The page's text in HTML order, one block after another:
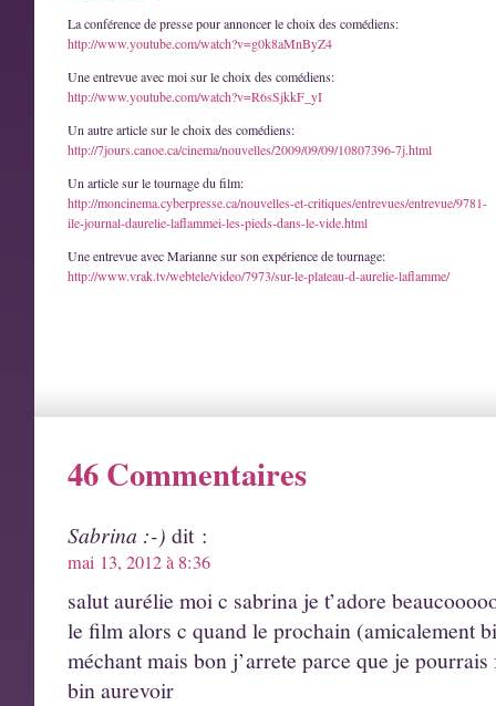
La conférence de presse pour annoncer le choix des comédiens:
http://www.youtube.com/watch?v=g0k8aMnByZ4
Une entrevue avec moi sur le choix des comédiens:
http://www.youtube.com/watch?v=R6sSjkkF_yI
Un autre article sur le choix des comédiens:
http://7jours.canoe.ca/cinema/nouvelles/2009/09/09/10807396-7j.html
Un article sur le tournage du film:
http://moncinema.cyberpresse.ca/nouvelles-et-critiques/entrevues/entrevue/9781-
ile-journal-daurelie-laflammei-les-pieds-dans-le-vide.html
Une entrevue avec Marianne sur son expérience de tournage:
http://www.vrak.tv/webtele/video/7973/sur-le-plateau-d-aurelie-laflamme/
46 Commentaires
Sabrina :-) dit :
mai 13, 2012 à 8:36
salut aurélie moi c sabrina je t’adore
le film alors c quand le prochain (amicalement
méchant mais bon j’arrete parce que je
bin aurevoir